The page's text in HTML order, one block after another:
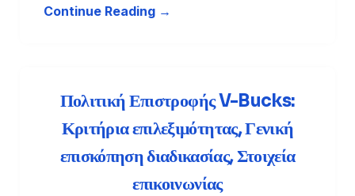
Continue Reading →
Πολιτική Επιστροφής V-Bucks:
Κριτήρια επιλεξιμότητας, Γενική
επισκόπηση διαδικασίας, Στοιχεία
επικοινωνίας